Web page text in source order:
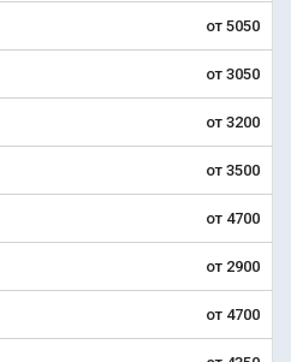
от 5050
от 3050
от 3200
от 3500
от 4700
от 2900
от 4700